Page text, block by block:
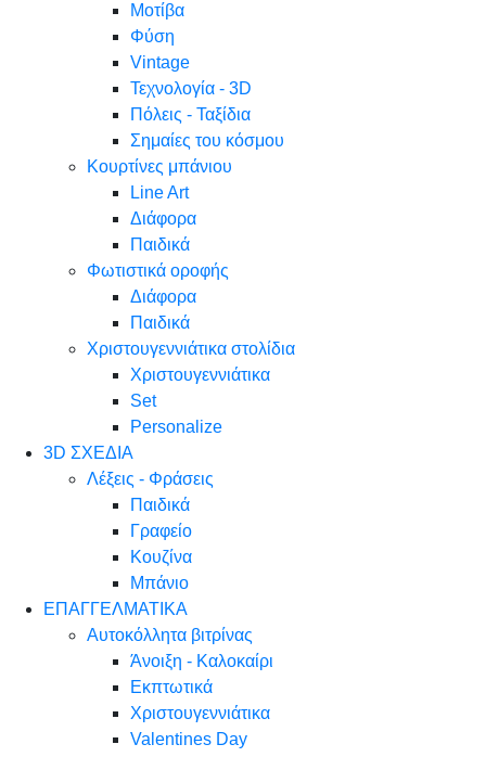
Μοτίβα
Φύση
Vintage
Τεχνολογία - 3D
Πόλεις - Ταξίδια
Σημαίες του κόσμου
Κουρτίνες μπάνιου
Line Art
Διάφορα
Παιδικά
Φωτιστικά οροφής
Διάφορα
Παιδικά
Χριστουγεννιάτικα στολίδια
Χριστουγεννιάτικα
Set
Personalize
3D ΣΧΕΔΙΑ
Λέξεις - Φράσεις
Παιδικά
Γραφείο
Κουζίνα
Μπάνιο
ΕΠΑΓΓΕΛΜΑΤΙΚΑ
Αυτοκόλλητα βιτρίνας
Άνοιξη - Καλοκαίρι
Εκπτωτικά
Χριστουγεννιάτικα
Valentines Day